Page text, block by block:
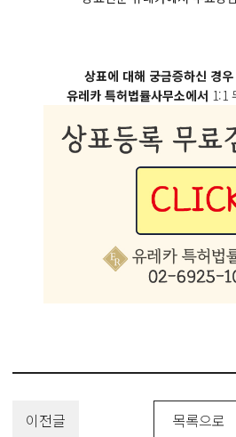
상표에 대해 궁금증하신 경
유레카 특허법률사무소에서 1:1
이전글 목록으로